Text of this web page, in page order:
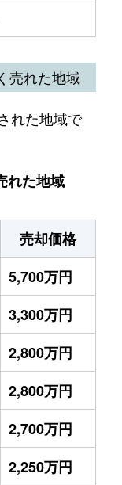
売れた地域
れた地域で
れた地域
売却価格
5,700万円
3,300万円
2,800万円
2,800万円
2,700万円
2,250万円